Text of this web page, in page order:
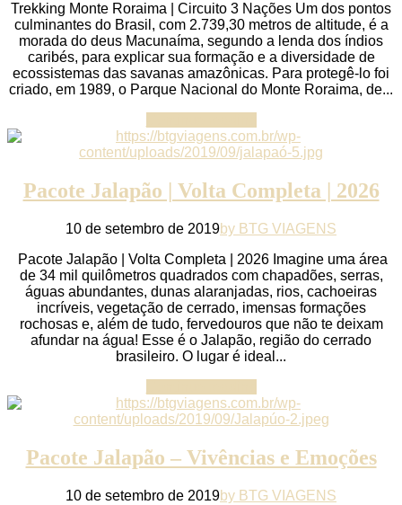
Trekking Monte Roraima | Circuito 3 Nações Um dos pontos
culminantes do Brasil, com 2.739,30 metros de altitude, é a
morada do deus Macunaíma, segundo a lenda dos índios
caribés, para explicar sua formação e a diversidade de
ecossistemas das savanas amazônicas. Para protegê-lo foi
criado, em 1989, o Parque Nacional do Monte Roraima, de...
Pacote Jalapão | Volta Completa | 2026
10 de setembro de 2019by BTG VIAGENS
Pacote Jalapão | Volta Completa | 2026 Imagine uma área
de 34 mil quilômetros quadrados com chapadões, serras,
águas abundantes, dunas alaranjadas, rios, cachoeiras
incríveis, vegetação de cerrado, imensas formações
rochosas e, além de tudo, fervedouros que não te deixam
afundar na água! Esse é o Jalapão, região do cerrado
brasileiro. O lugar é ideal...
Pacote Jalapão – Vivências e Emoções
10 de setembro de 2019by BTG VIAGENS